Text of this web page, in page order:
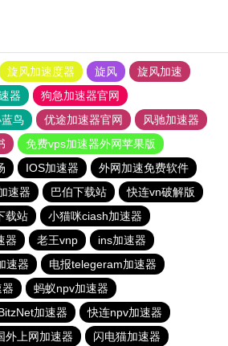
旋风加速度器 旋风
旋风加速
器
狗急加速器官网
鸟 优途加速器官网
风驰加速器
免费vps加速器外网苹果版
IOS加速器
外网加速免费软件
速器 巴伯下载站
快连vn破解版
载站
小猫咪ciash加速器
器 老王vnp
ins加速器
速器
电报telegeram加速器
蚂蚁npv加速器
加速器
快连npv加速器
外上网加速器 闪电猫加速器